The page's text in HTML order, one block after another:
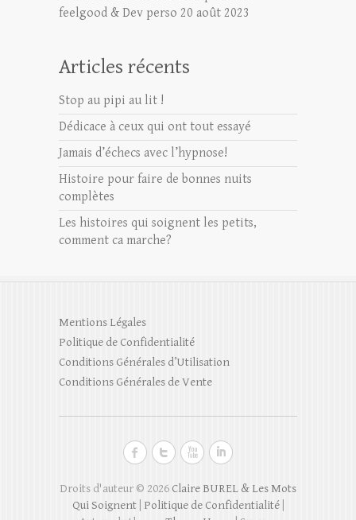
feelgood & Dev perso 20 août 2023
Articles récents
Stop au pipi au lit !
Dédicace à ceux qui ont tout essayé
Jamais d’échecs avec l’hypnose!
Histoire pour faire de bonnes nuits
complètes
Les histoires qui soignent les petits,
comment ca marche?
Mentions Légales
Politique de Confidentialité
Conditions Générales d’Utilisation
Conditions Générales de Vente
Droits d'auteur © 2026 Claire BUREL & Les Mots
Qui Soignent| Politique de Confidentialité|